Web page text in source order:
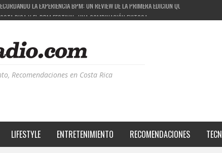
RICA Y EL BPM FESTIVAL: UNA COMBINACIÓN EXITOSA
Recomendaciones en Costa Rica
LIFESTYLE ENTRETENIMIENTO RECOMENDACIONES